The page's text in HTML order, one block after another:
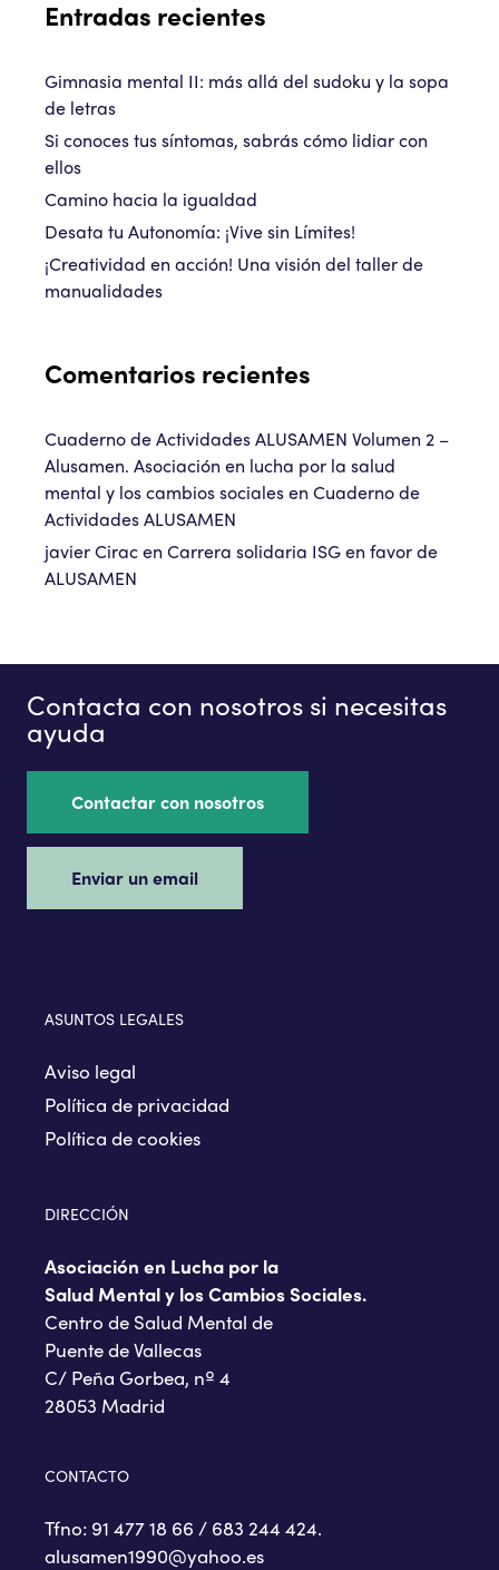
Entradas recientes
Gimnasia mental II: más allá del sudoku y la sopa
de letras
Si conoces tus síntomas, sabrás cómo lidiar con
ellos
Camino hacia la igualdad
Desata tu Autonomía: ¡Vive sin Límites!
¡Creatividad en acción! Una visión del taller de
manualidades
Comentarios recientes
Cuaderno de Actividades ALUSAMEN Volumen 2 –
Alusamen. Asociación en lucha por la salud
mental y los cambios socialesen Cuaderno de
Actividades ALUSAMEN
javier Ciracen Carrera solidaria ISG en favor de
ALUSAMEN
Contacta con nosotros si necesitas
ayuda
Contactar con nosotros
Enviar un email
ASUNTOS LEGALES
Aviso legal
Política de privacidad
Política de cookies
DIRECCIÓN
Asociación en Lucha por la
Salud Mental y los Cambios Sociales.
Centro de Salud Mental de
Puente de Vallecas
C/ Peña Gorbea, nº 4
28053 Madrid
CONTACTO
Tfno: 91 477 18 66 / 683 244 424.
alusamen1990@yahoo.es